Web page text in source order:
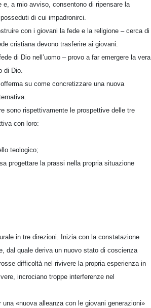
a mio avviso, consentono di ripensare la
di cui impadronirci.
con i giovani la fede e la religione – cerca di
cristiana devono trasferire ai giovani.
di Dio nell’uomo – provo a far emergere la vera
di Dio.
su come concretizzare una nuova
sono rispettivamente le prospettive delle tre
con loro:
teologico;
progettare la prassi nella propria situazione
in tre direzioni. Inizia con la constatazione
dal quale deriva un nuovo stato di coscienza
difficoltà nel rivivere la propria esperienza in
incrociano troppe interferenze nel
«nuova alleanza con le giovani generazioni»